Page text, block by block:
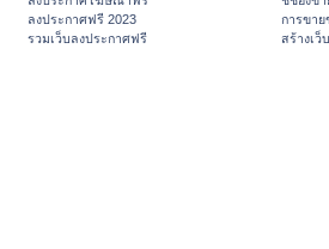
ลงประกาศฟรี 2023
รวมเว็บลงประกาศฟรี
การขาย
สร้างเว็